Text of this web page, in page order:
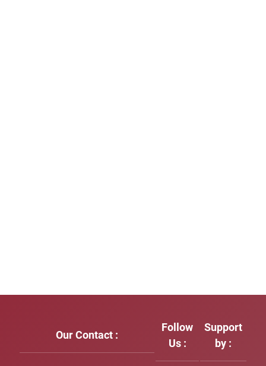
Our Contact :
Follow
Us :
Support
by :